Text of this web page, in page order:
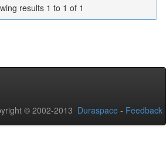
results 1 to 1 of 1
© 2002-2013 Duraspace - Feedback